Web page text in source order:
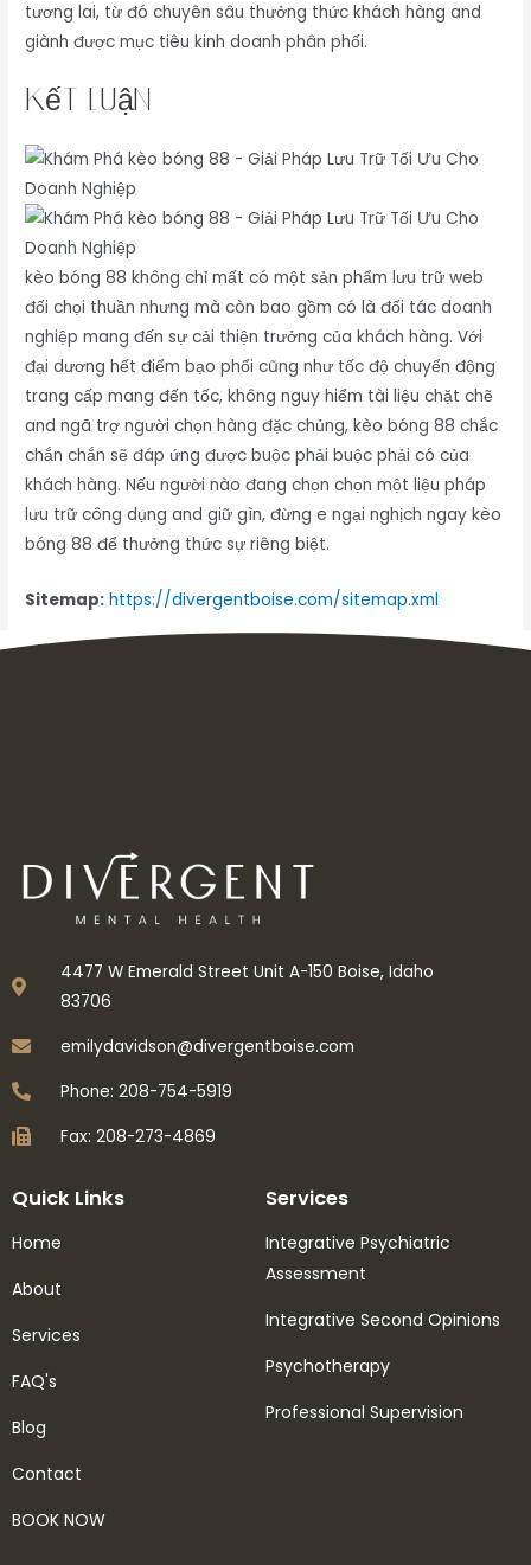
tương lai, từ đó chuyên sâu thưởng thức khách hàng and
giành được mục tiêu kinh doanh phân phối.
Kết Luận
kèo bóng 88 không chỉ mất có một sản phẩm lưu trữ web
đối chọi thuần nhưng mà còn bao gồm có là đối tác doanh
nghiệp mang đến sự cải thiện trưởng của khách hàng. Với
đại dương hết điểm bạo phổi cũng như tốc độ chuyển động
trang cấp mang đến tốc, không nguy hiểm tài liệu chặt chẽ
and ngã trợ người chọn hàng đặc chủng, kèo bóng 88 chắc
chắn chắn sẽ đáp ứng được buộc phải buộc phải có của
khách hàng. Nếu người nào đang chọn chọn một liệu pháp
lưu trữ công dụng and giữ gìn, đừng e ngại nghịch ngay kèo
bóng 88 để thưởng thức sự riêng biệt.
Sitemap: https://divergentboise.com/sitemap.xml
4477 W Emerald Street Unit A-150 Boise, Idaho
83706
emilydavidson@divergentboise.com
Phone: 208-754-5919
Fax: 208-273-4869
Quick Links
Home
About
Services
FAQ's
Blog
Contact
BOOK NOW
Services
Integrative Psychiatric
Assessment
Integrative Second Opinions
Psychotherapy
Professional Supervision